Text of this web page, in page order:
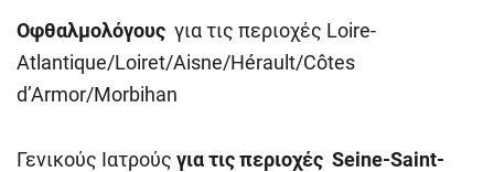
Οφθαλμολόγους για τις περιοχές Loire-
Atlantique/Loiret/Aisne/Hérault/Côtes
d’Armor/Morbihan
Γενικούς Ιατρούς για τις περιοχές Seine-Saint-